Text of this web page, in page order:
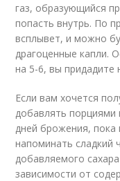
газ, образующийся
попасть внутрь. По
всплывет, и можно
драгоценные капли.
на 5-6, вы придадите
Если вам хочется
добавлять порциями
дней брожения, пока
напоминать сладкий
добавляемого
зависимости от